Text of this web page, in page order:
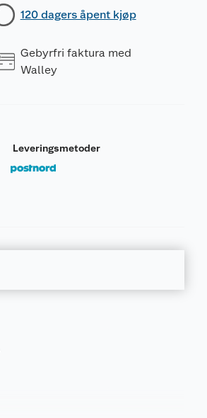
120 dagers åpent kjøp
Gebyrfri faktura med
Walley
Leveringsmetoder